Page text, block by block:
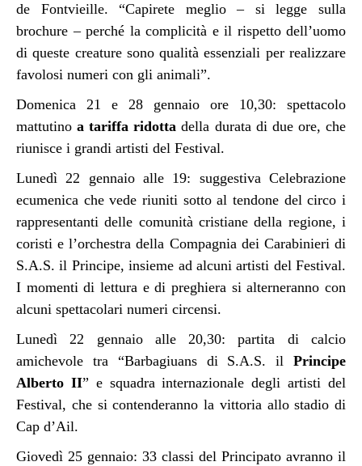
de Fontvieille. “Capirete meglio – si legge sulla
brochure – perché la complicità e il rispetto dell’uomo
di queste creature sono qualità essenziali per realizzare
favolosi numeri con gli animali”.
Domenica 21 e 28 gennaio ore 10,30: spettacolo
mattutinoa tariffa ridotta della durata di due ore, che
riunisce i grandi artisti del Festival.
Lunedì 22 gennaio alle 19: suggestiva Celebrazione
ecumenica che vede riuniti sotto al tendone del circo i
rappresentanti delle comunità cristiane della regione, i
coristi e l’orchestra della Compagnia dei Carabinieri di
S.A.S. il Principe, insieme ad alcuni artisti del Festival.
I momenti di lettura e di preghiera si alterneranno con
alcuni spettacolari numeri circensi.
Lunedì 22 gennaio alle 20,30: partita di calcio
amichevole tra “Barbagiuans di S.A.S. il Principe
Alberto II” e squadra internazionale degli artisti del
Festival, che si contenderanno la vittoria allo stadio di
Cap d’Ail.
Giovedì 25 gennaio: 33 classi del Principato avranno il